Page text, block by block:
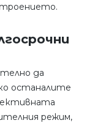
да
останалите
режим,